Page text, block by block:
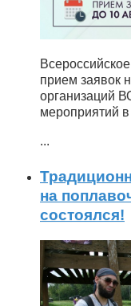
прием заявок
организаций
мероприятий в
...
на
состоялся!